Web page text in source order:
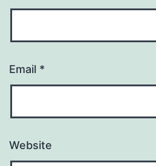
Email *
Website